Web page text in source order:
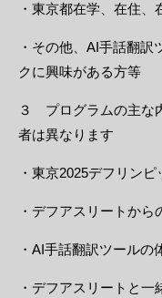
・東京都在学、在住、
・その他、AI手話翻訳
クに興味がある方等
３ プログラムの主な
者は異なります
・東京2025デフリン
・デフアスリートから
・AI手話翻訳ツールの
・デフアスリートと